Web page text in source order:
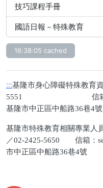
技巧課程手冊
國語日報－特殊教育
16:38:05 cached
:::基隆市身心障礙特殊
5551 信箱
基隆市中正區中船路36巷4號
基隆市特殊教育相關專業
／02-2425-5650 信箱：
市中正區中船路36巷4號